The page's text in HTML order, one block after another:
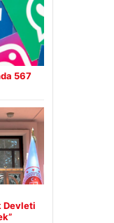
567
Devleti